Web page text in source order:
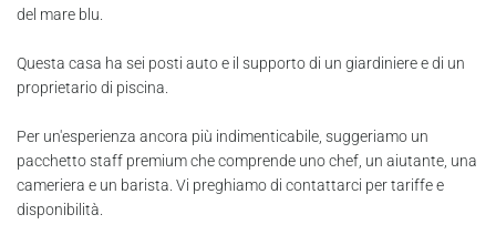
del mare blu.
Questa casa ha sei posti auto e il supporto di un giardiniere e di un
proprietario di piscina.
Per un'esperienza ancora più indimenticabile, suggeriamo un
pacchetto staff premium che comprende uno chef, un aiutante, una
cameriera e un barista. Vi preghiamo di contattarci per tariffe e
disponibilità.